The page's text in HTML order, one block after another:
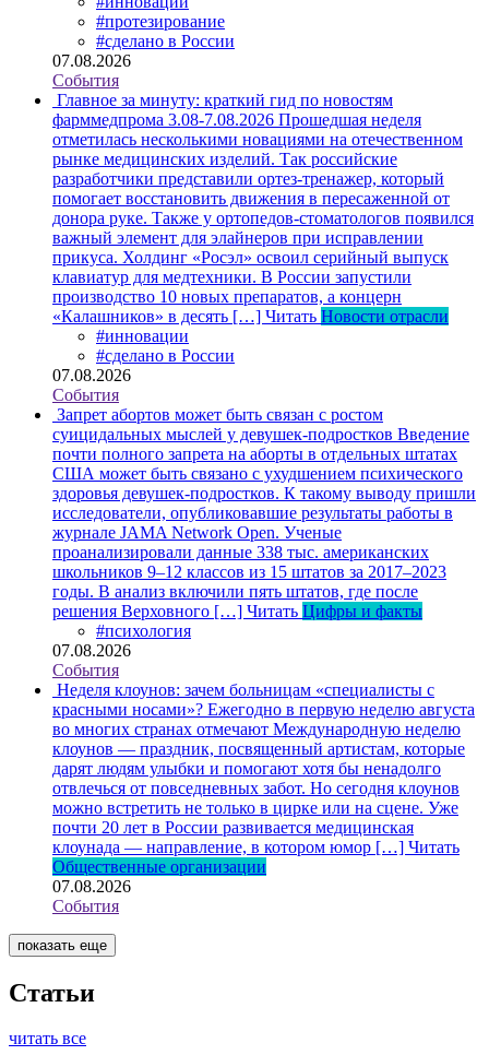
#протезирование
#сделано в России
07.08.2026
События
Главное за минуту: краткий гид по новостям
фарммедпрома 3.08-7.08.2026 Прошедшая неделя
отметилась несколькими новациями на отечественном
рынке медицинских изделий. Так российские
разработчики представили ортез-тренажер, который
помогает восстановить движения в пересаженной от
донора руке. Также у ортопедов-стоматологов появился
важный элемент для элайнеров при исправлении
прикуса. Холдинг «Росэл» освоил серийный выпуск
клавиатур для медтехники. В России запустили
производство 10 новых препаратов, а концерн
«Калашников» в десять […] Читать Новости отрасли
#инновации
#сделано в России
07.08.2026
События
Запрет абортов может быть связан с ростом
суицидальных мыслей у девушек-подростков Введение
почти полного запрета на аборты в отдельных штатах
США может быть связано с ухудшением психического
здоровья девушек-подростков. К такому выводу пришли
исследователи, опубликовавшие результаты работы в
журнале JAMA Network Open. Ученые
проанализировали данные 338 тыс. американских
школьников 9–12 классов из 15 штатов за 2017–2023
годы. В анализ включили пять штатов, где после
решения Верховного […] Читать Цифры и факты
#психология
07.08.2026
События
Неделя клоунов: зачем больницам «специалисты с
красными носами»? Ежегодно в первую неделю августа
во многих странах отмечают Международную неделю
клоунов — праздник, посвященный артистам, которые
дарят людям улыбки и помогают хотя бы ненадолго
отвлечься от повседневных забот. Но сегодня клоунов
можно встретить не только в цирке или на сцене. Уже
почти 20 лет в России развивается медицинская
клоунада — направление, в котором юмор […] Читать
Общественные организации
07.08.2026
События
показать еще
Статьи
читать все